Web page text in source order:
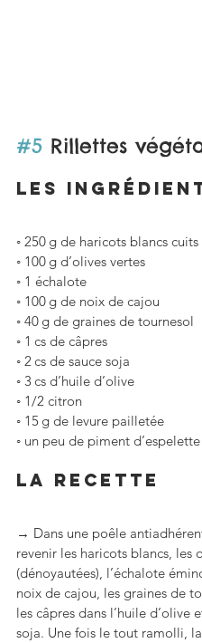
#5 Rillettes
LES
◦ 250 g de haricots blancs cuits
◦ 100 g d’olives vertes
◦ 1 échalote
◦ 100 g de noix de cajou
◦ 40 g de graines de tournesol
◦ 1 cs de câpres
◦ 2 cs de sauce soja
◦ 3 cs d’huile d’olive
◦ 1/2 citron
◦ 15 g de levure pailletée
◦ un peu de piment d’espelette
La RECETTE
→ Dans une poêle
revenir les haricots blancs, les
(dénoyautées), l’échalote
noix de cajou, les graines de
les câpres dans l’huile d’olive
soja. Une fois le tout ramolli,